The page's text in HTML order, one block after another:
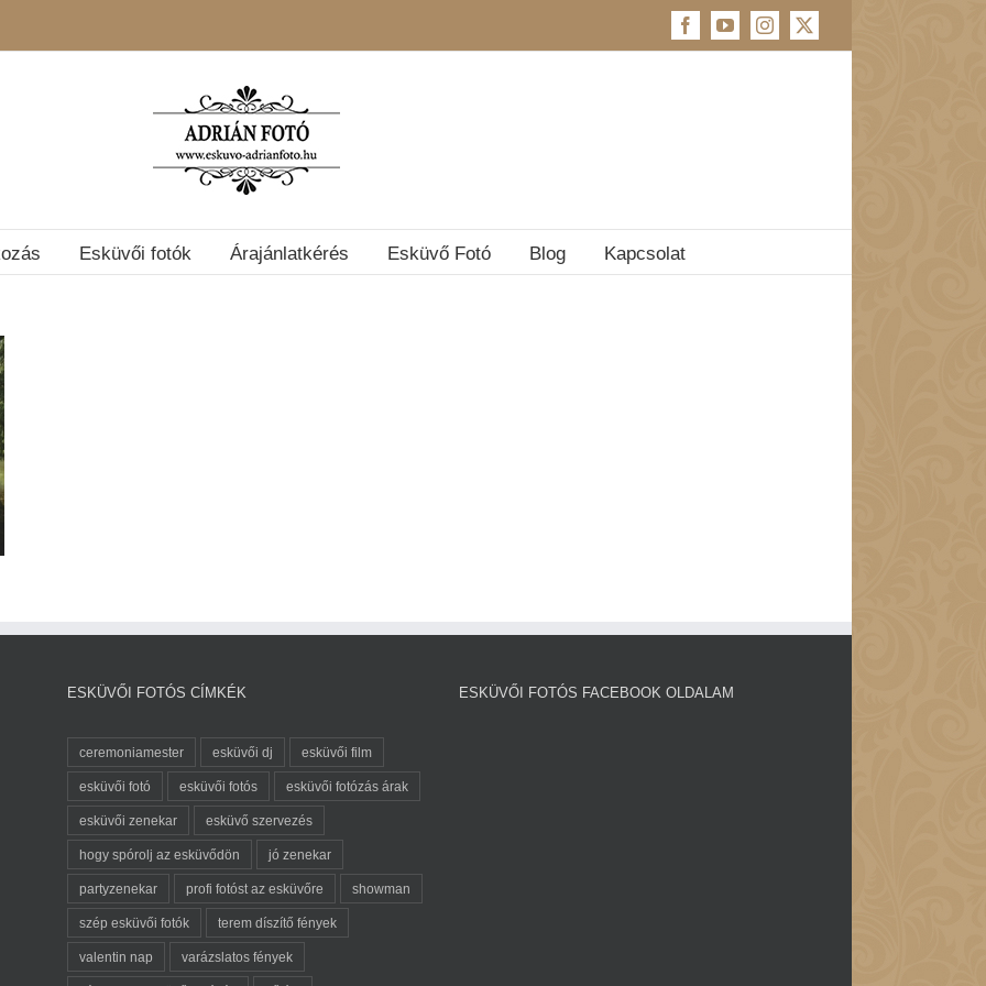
FacebookYouTubeInstagram
X
Esküvői fotók Árajánlatkérés Esküvő Fotó Blog Kapcsolat
ESKÜVŐI FOTÓS CÍMKÉK
ceremoniamester esküvői dj esküvői film
esküvői fotó esküvői fotós esküvői fotózás árak
esküvői zenekar esküvő szervezés
hogy spórolj az esküvődön jó zenekar
partyzenekar profi fotóst az esküvőre showman
szép esküvői fotók terem díszítő fények
valentin nap varázslatos fények
ESKÜVŐI FOTÓS FACEBOOK OLDALAM